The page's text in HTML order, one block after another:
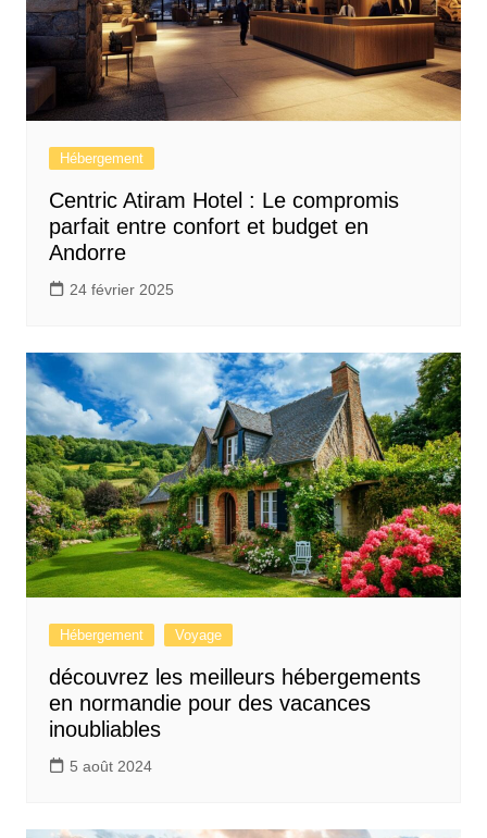
Hébergement
Centric Atiram Hotel : Le compromis
parfait entre confort et budget en
Andorre
24 février 2025
Hébergement Voyage
découvrez les meilleurs hébergements
en normandie pour des vacances
inoubliables
5 août 2024